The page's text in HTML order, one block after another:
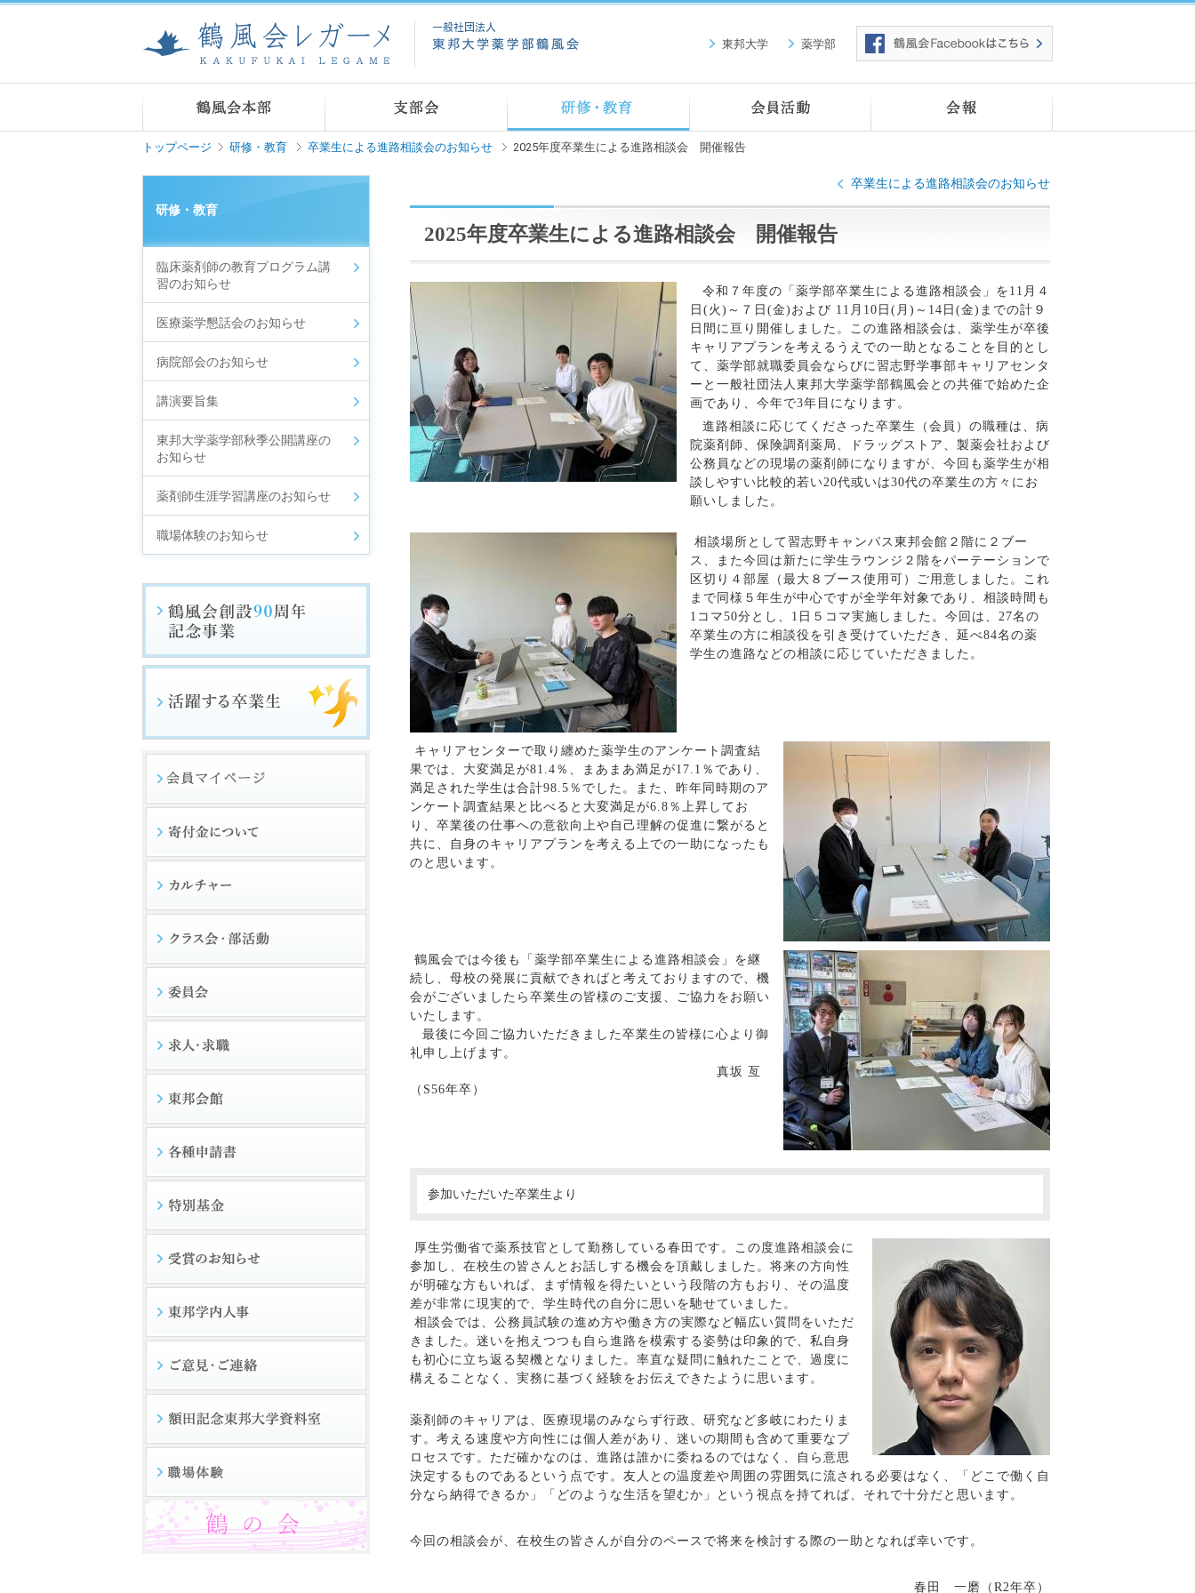
東邦大学 薬学部
トップページ 研修・教育 卒業生による進路相談会のお知らせ 2025年度卒業生による進路相談会 開催報告
研修・教育
臨床薬剤師の教育プログラム講
習のお知らせ
医療薬学懇話会のお知らせ
病院部会のお知らせ
講演要旨集
東邦大学薬学部秋季公開講座の
お知らせ
薬剤師生涯学習講座のお知らせ
職場体験のお知らせ
卒業生による進路相談会のお知らせ
2025年度卒業生による進路相談会 開催報告
令和７年度の「薬学部卒業生による進路相談会」を11 月４
日(火) ～７日(金)および 11 月 10日( 月 ) ～ 14日(金) までの計９
日間に亘り開催しました。この進路相談会は、薬学生が卒後
キャリアプランを考えるうえでの一助となることを目的とし
て、薬学部就職委員会ならびに習志野学事部キャリアセンタ
ーと一般社団法人東邦大学薬学部鶴風会との共催で始めた企
画であり、今年で3年目になります。
進路相談に応じてくださった卒業生（会員）の職種は、病
院薬剤師、保険調剤薬局、ドラッグストア、製薬会社および
公務員などの現場の薬剤師になりますが、今回も薬学生が相
談しやすい比較的若い20代或いは30代の卒業生の方々にお
願いしました。
相談場所として習志野キャンパス東邦会館２階に２ブー
ス、また今回は新たに学生ラウンジ２階をパーテーションで
区切り４部屋（最大８ブース使用可）ご用意しました。これ
まで同様５年生が中心ですが全学年対象であり、相談時間も
1 コマ50分とし、 1 日５コマ実施しました。今回は、 27名の
卒業生の方に相談役を引き受けていただき、延べ84名の薬
学生の進路などの相談に応じていただきました。
キャリアセンターで取り纏めた薬学生のアンケート調査結
果では、大変満足が81.4％、まあまあ満足が17.1 ％であり、
満足された学生は合計98.5％でした。また、昨年同時期のア
ンケート調査結果と比べると大変満足が6.8％上昇してお
り、卒業後の仕事への意欲向上や自己理解の促進に繋がると
共に、自身のキャリアプランを考える上での一助になったも
のと思います。
鶴風会では今後も「薬学部卒業生による進路相談会」を継
続し、母校の発展に貢献できればと考えておりますので、機
会がございましたら卒業生の皆様のご支援、ご協力をお願い
いたします。
最後に今回ご協力いただきました卒業生の皆様に心より御
礼申し上げます。
真坂 亙
（ S56年卒）
参加いただいた卒業生より
厚生労働省で薬系技官として勤務している春田です。この度進路相談会に
参加し、在校生の皆さんとお話しする機会を頂戴しました。将来の方向性
が明確な方もいれば、まず情報を得たいという段階の方もおり、その温度
差が非常に現実的で、学生時代の自分に思いを馳せていました。
相談会では、公務員試験の進め方や働き方の実際など幅広い質問をいただ
きました。迷いを抱えつつも自ら進路を模索する姿勢は印象的で、私自身
も初心に立ち返る契機となりました。率直な疑問に触れたことで、過度に
構えることなく、実務に基づく経験をお伝えできたように思います。
薬剤師のキャリアは、医療現場のみならず行政、研究など多岐にわたりま
す。考える速度や方向性には個人差があり、迷いの期間も含めて重要なプ
ロセスです。ただ確かなのは、進路は誰かに委ねるのではなく、自ら意思
決定するものであるという点です。友人との温度差や周囲の雰囲気に流される必要はなく、「どこで働く自
分なら納得できるか」「どのような生活を望むか」という視点を持てれば、それで十分だと思います。
今回の相談会が、在校生の皆さんが自分のペースで将来を検討する際の一助となれば幸いです。
春田 一磨（R2年卒）